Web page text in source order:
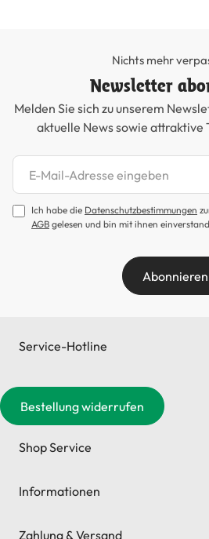
Nichts mehr
Newsletter
Melden Sie sich zu unserem
aktuelle News sowie
Newsletter abonnieren
Ich habe die Datenschutzbestimmungen
AGB gelesen und bin mit ihnen
Abonnieren
Service-Hotline
Bestellung widerrufen
Shop Service
Informationen
Zahlung & Versand